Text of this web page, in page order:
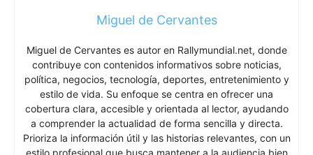
Miguel de Cervantes
Miguel de Cervantes es autor en Rallymundial.net, donde
contribuye con contenidos informativos sobre noticias,
política, negocios, tecnología, deportes, entretenimiento y
estilo de vida. Su enfoque se centra en ofrecer una
cobertura clara, accesible y orientada al lector, ayudando
a comprender la actualidad de forma sencilla y directa.
Prioriza la información útil y las historias relevantes, con un